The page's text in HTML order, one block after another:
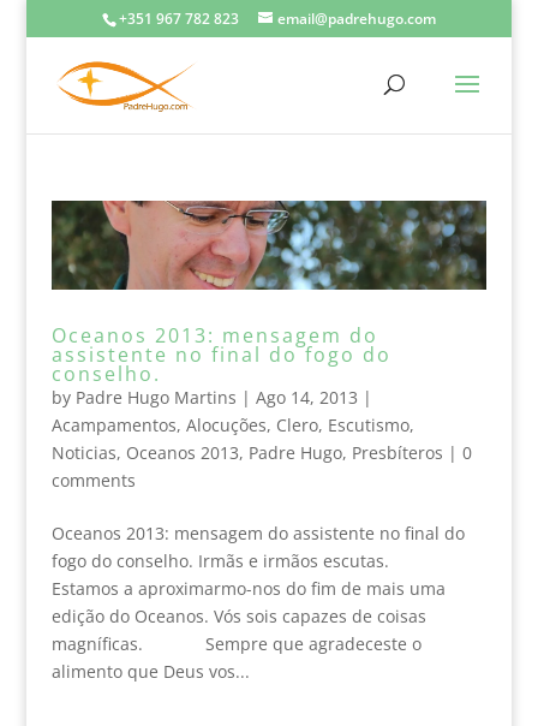
+351 967 782 823 email@padrehugo.com
Oceanos 2013: mensagem do
assistente no final do fogo do
conselho.
by Padre Hugo Martins | Ago 14, 2013 |
Acampamentos, Alocuções, Clero, Escutismo,
Noticias, Oceanos 2013, Padre Hugo, Presbíteros | 0
comments
Oceanos 2013: mensagem do assistente no final do
fogo do conselho. Irmãs e irmãos escutas.
Estamos a aproximarmo-nos do fim de mais uma
edição do Oceanos. Vós sois capazes de coisas
magníficas. Sempre que agradeceste o
alimento que Deus vos...